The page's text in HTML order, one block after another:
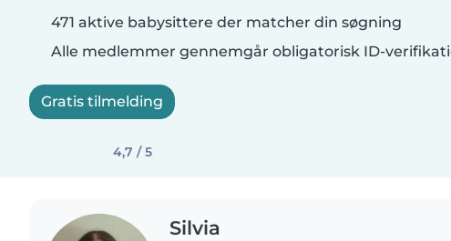
471 aktive babysittere der matcher din søgning
Alle medlemmer gennemgår obligatorisk ID-
Gratis tilmelding
4,7 / 5
Silvia